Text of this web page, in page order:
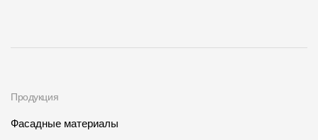
Продукция
Фасадные материалы